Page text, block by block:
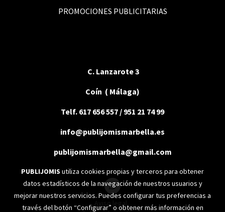
PROMOCIONES PUBLICITARIAS
C. Lanzarote 3
Coín ( Málaga)
Telf. 617 656 557 / 951 21 74 99
info@publijomismarbella.es
publijomismarbella@gmail.com
Aviso legal
PUBLIJOMIS utiliza cookies propias y terceros para obtener
datos estadísticos de la navegación de nuestros usuarios y
mejorar nuestros servicios. Puedes configurar tus preferencias a
través del botón “Configurar” o obtener más información en